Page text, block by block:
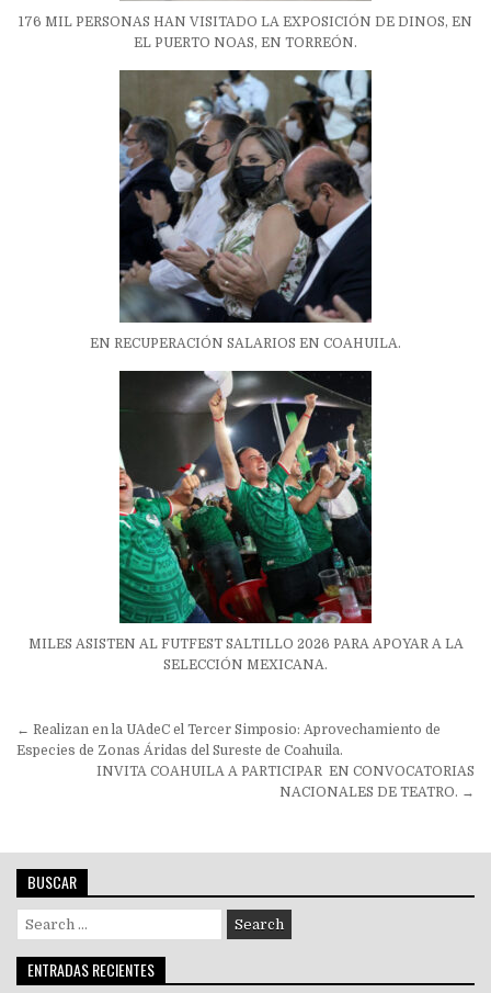
176 MIL PERSONAS HAN VISITADO LA EXPOSICIÓN DE DINOS, EN
EL PUERTO NOAS, EN TORREÓN.
EN RECUPERACIÓN SALARIOS EN COAHUILA.
MILES ASISTEN AL FUTFEST SALTILLO 2026 PARA APOYAR A LA
SELECCIÓN MEXICANA.
Navegación
de
entradas
← Realizan en la UAdeC el Tercer Simposio: Aprovechamiento de
Especies de Zonas Áridas del Sureste de Coahuila.
INVITA COAHUILA A PARTICIPAR EN CONVOCATORIAS
NACIONALES DE TEATRO. →
BUSCAR
Search
for:
ENTRADAS RECIENTES